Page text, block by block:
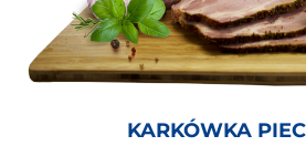
KARKÓWKA